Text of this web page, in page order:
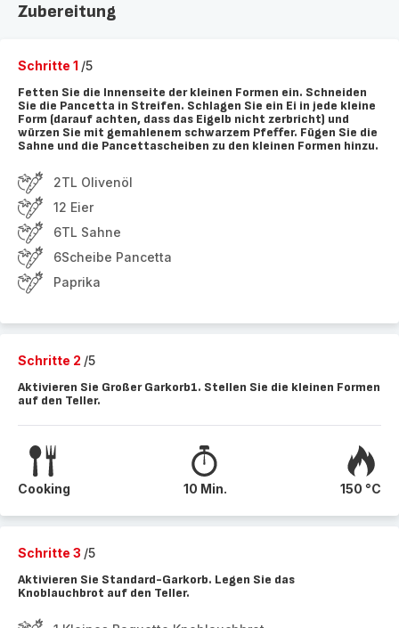
Zubereitung
Schritte 1 /5
Fetten Sie die Innenseite der kleinen Formen ein. Schneiden
Sie die Pancetta in Streifen. Schlagen Sie ein Ei in jede kleine
Form (darauf achten, dass das Eigelb nicht zerbricht) und
würzen Sie mit gemahlenem schwarzem Pfeffer. Fügen Sie die
Sahne und die Pancettascheiben zu den kleinen Formen hinzu.
2TL Olivenöl
12 Eier
6TL Sahne
6Scheibe Pancetta
Paprika
Schritte 2 /5
Aktivieren Sie Großer Garkorb1. Stellen Sie die kleinen Formen
auf den Teller.
Cooking 10 Min. 150 °C
Schritte 3 /5
Aktivieren Sie Standard-Garkorb. Legen Sie das
Knoblauchbrot auf den Teller.